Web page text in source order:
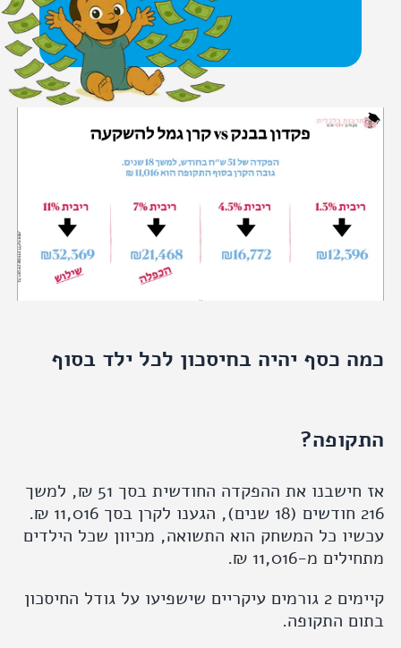
כסף יהיה בחיסכון לכל ילד בסוף
אז חישבנו את ההפקדה החודשית בסך 51 ₪, למשך
כל המשחק הוא התשואה, מכיוון שכל הילדים
מ-11,016 ₪.
קיימים 2 גורמים עיקריים שישפיעו על גודל החיסכון
התקופה.